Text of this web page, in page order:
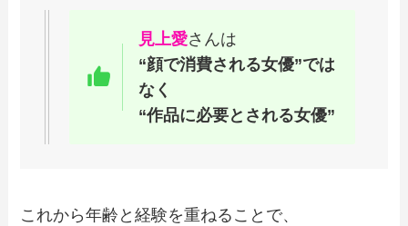
見上愛さんは
“顔で消費される女優”では
なく
“作品に必要とされる女優”
これから年齢と経験を重ねることで、